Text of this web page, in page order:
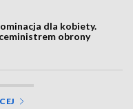
dla kobiety.
obrony